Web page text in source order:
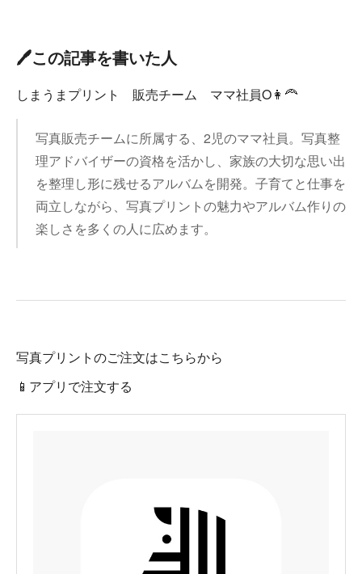
🖊️この記事を書いた人
しまうまプリント 販売チーム ママ社員O👩‍🦰
写真販売チームに所属する、2児のママ社員。写真整
理アドバイザーの資格を活かし、家族の大切な思い出
を整理し形に残せるアルバムを開発。子育てと仕事を
両立しながら、写真プリントの魅力やアルバム作りの
楽しさを多くの人に広めます。
写真プリントのご注文はこちらから
📱アプリで注文する